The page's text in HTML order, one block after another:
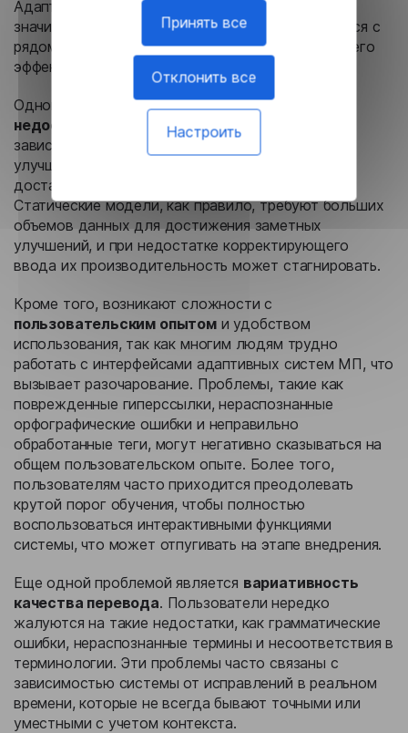
Принять все
Отклонить все
Настроить
Адаптивный машинный перевод (МП) обладает
значительными преимуществами, но сталкивается с
рядом проблем, которые могут препятствовать его
эффективности и широкому внедрению.
Одной из существенных проблем является
недостаток учебных данных. Такие системы
зависят от обратной связи пользователей для
улучшения, но часто испытывают нехватку
достаточных и релевантных наборов данных.
Статические модели, как правило, требуют больших
объемов данных для достижения заметных
улучшений, и при недостатке корректирующего
ввода их производительность может стагнировать.
Кроме того, возникают сложности с
пользовательским опытоми удобством
использования, так как многим людям трудно
работать с интерфейсами адаптивных систем МП, что
вызывает разочарование. Проблемы, такие как
поврежденные гиперссылки, нераспознанные
орфографические ошибки и неправильно
обработанные теги, могут негативно сказываться на
общем пользовательском опыте. Более того,
пользователям часто приходится преодолевать
крутой порог обучения, чтобы полностью
воспользоваться интерактивными функциями
системы, что может отпугивать на этапе внедрения.
Еще одной проблемой является вариативность
качества перевода. Пользователи нередко
жалуются на такие недостатки, как грамматические
ошибки, нераспознанные термины и несоответствия в
терминологии. Эти проблемы часто связаны с
зависимостью системы от исправлений в реальном
времени, которые не всегда бывают точными или
уместными с учетом контекста.